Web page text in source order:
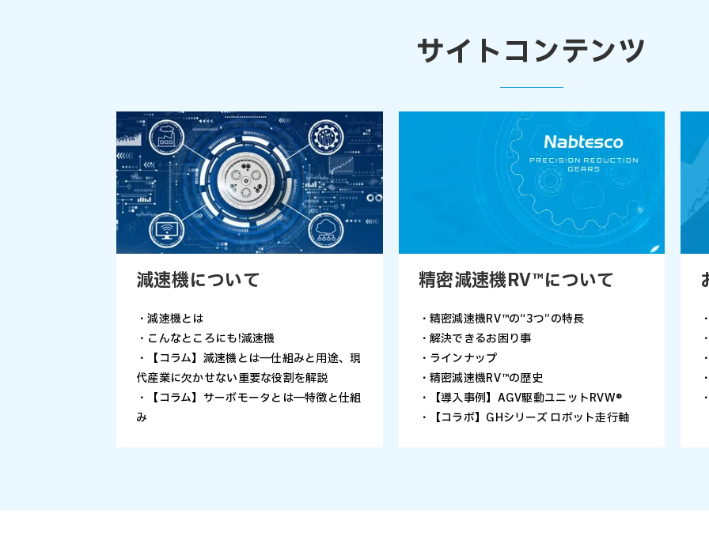
サイトコンテンツ
減速機について
・減速機とは
・こんなところにも!減速機
・【コラム】減速機とは―仕組みと用途、現
代産業に欠かせない重要な役割を解説
・【コラム】サーボモータとは―特徴と仕組
み
精密減速機RV™について
・精密減速機RV™の“3つ”の特長
・解決できるお困り事
・ラインナップ
・精密減速機RV™の歴史
・【導入事例】AGV駆動ユニットRVW®
・【コラボ】GHシリーズ ロボット走行軸